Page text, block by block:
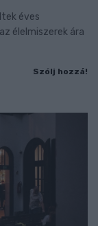
éves
élelmiszerek ára
Szólj hozzá!